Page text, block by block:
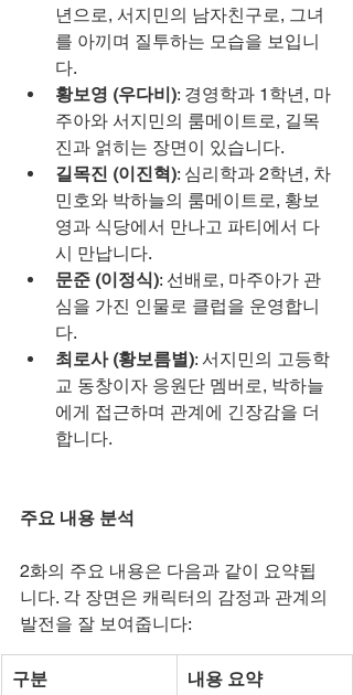
년으로, 서지민의 남자친구로, 그녀
를 아끼며 질투하는 모습을 보입니
다.
황보영 (우다비): 경영학과 1학년, 마
주아와 서지민의 룸메이트로, 길목
진과 얽히는 장면이 있습니다.
길목진 (이진혁): 심리학과 2학년, 차
민호와 박하늘의 룸메이트로, 황보
영과 식당에서 만나고 파티에서 다
시 만납니다.
문준 (이정식): 선배로, 마주아가 관
심을 가진 인물로 클럽을 운영합니
다.
최로사 (황보름별): 서지민의 고등학
교 동창이자 응원단 멤버로, 박하늘
에게 접근하며 관계에 긴장감을 더
합니다.
주요 내용 분석
2화의 주요 내용은 다음과 같이 요약됩
니다. 각 장면은 캐릭터의 감정과 관계의
발전을 잘 보여줍니다:
구분 내용 요약